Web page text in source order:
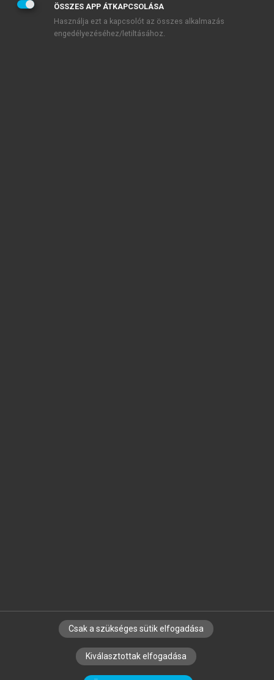
SZERZŐKNEK CÉGEKNEK KÖNYVTÁROSOKNAK
SZERKESZTÉSI ÉS LEKTORÁLÁSI ALAPELVEK
ÖSSZES APP ÁTKAPCSOLÁSA
Használja ezt a kapcsolót az összes alkalmazás
engedélyezéséhez/letiltásához.
Csak a szükséges sütik elfogadása
Kiválasztottak elfogadása